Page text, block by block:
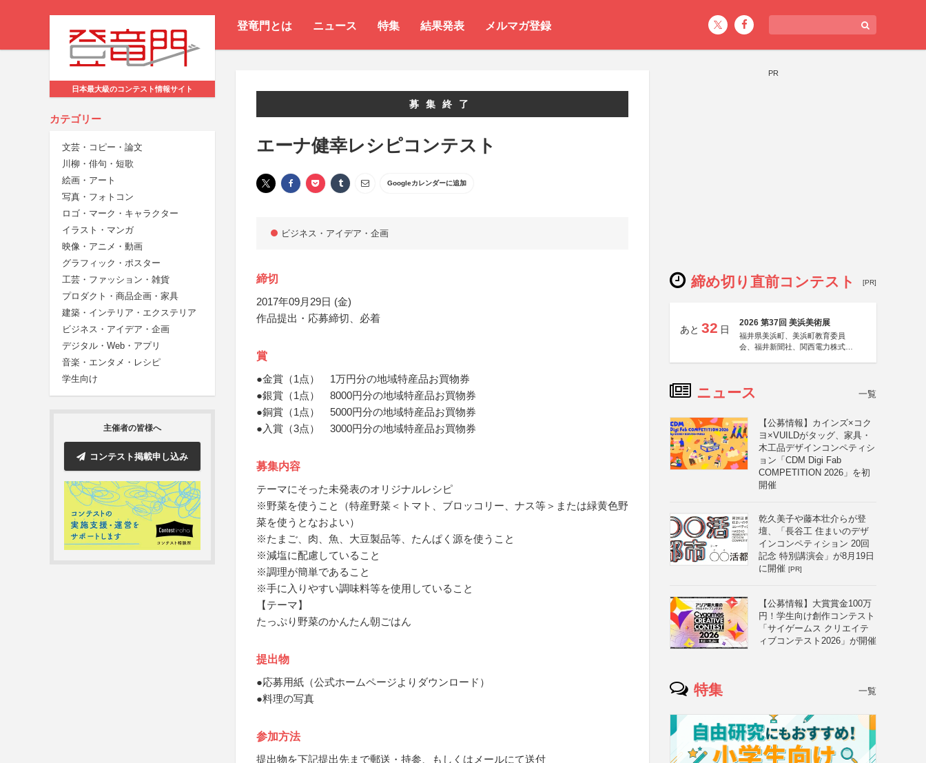
登竜門とは ニュース 特集 結果発表 メルマガ登録
日本最大級のコンテスト情報サイト
カテゴリー
文芸・コピー・論文
川柳・俳句・短歌
絵画・アート
写真・フォトコン
ロゴ・マーク・キャラクター
イラスト・マンガ
映像・アニメ・動画
グラフィック・ポスター
工芸・ファッション・雑貨
プロダクト・商品企画・家具
建築・インテリア・エクステリア
ビジネス・アイデア・企画
デジタル・Web・アプリ
音楽・エンタメ・レシピ
学生向け
主催者の皆様へ
コンテスト掲載申し込み
募集終了
エーナ健幸レシピコンテスト
Googleカレンダーに追加
ビジネス・アイデア・企画
締切
2017年09月29日 (金)
作品提出・応募締切、必着
賞
●金賞（1点） 1万円分の地域特産品お買物券
●銀賞（1点） 8000円分の地域特産品お買物券
●銅賞（1点） 5000円分の地域特産品お買物券
●入賞（3点） 3000円分の地域特産品お買物券
募集内容
テーマにそった未発表のオリジナルレシピ
※野菜を使うこと（特産野菜＜トマト、ブロッコリー、ナス等＞または緑黄色野
菜を使うとなおよい）
※たまご、肉、魚、大豆製品等、たんぱく源を使うこと
※減塩に配慮していること
※調理が簡単であること
※手に入りやすい調味料等を使用していること
【テーマ】
たっぷり野菜のかんたん朝ごはん
提出物
●応募用紙（公式ホームページよりダウンロード）
●料理の写真
参加方法
提出物を下記提出先まで郵送・持参、もしくはメールにて送付
PR
締め切り直前コンテスト [PR]
あと 32 日
2026 第37回 美浜美術展
福井県美浜町、美浜町教育委員
会、福井新聞社、関西電力株式会
ニュース 一覧
【公募情報】カインズ×コク
ヨ×VUILDがタッグ、家具・
木工品デザインコンペティシ
ョン「CDM Digi Fab
COMPETITION 2026」を初
開催
乾久美子や藤本壮介らが登
壇、「長谷工 住まいのデザ
インコンペティション 20回
記念 特別講演会」が8月19日
に開催 [PR]
【公募情報】大賞賞金100万
円！学生向け創作コンテスト
「サイゲームス クリエイテ
ィブコンテスト2026」が開催
特集 一覧